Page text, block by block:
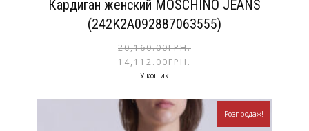
Кардиган женский MOSCHINO JEANS
(242K2A092887063555)
20,160.00ГРН.
14,112.00ГРН.
У кошик
Розпродаж!